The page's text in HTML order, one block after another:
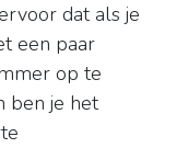
dat als je
een paar
op te
ben je het